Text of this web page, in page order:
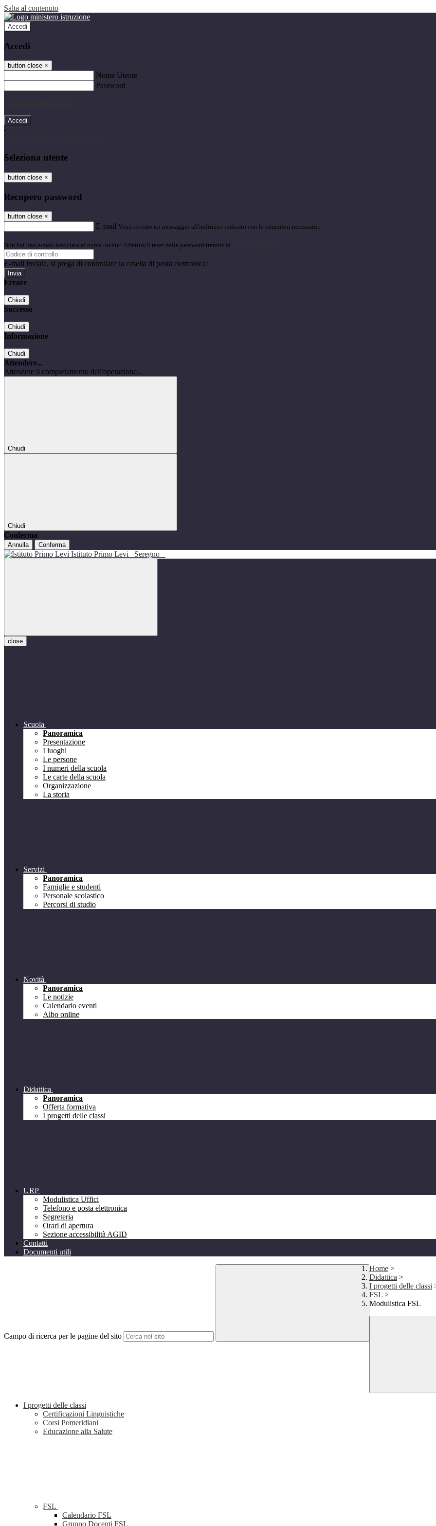
Salta al contenuto
Accedi
Accedi
button close ×
Nome Utente
Password
-
Seleziona utente
button close ×
Recupero password
button close ×
E-mail Verrà inviato un messaggio all'indirizzo indicato con le istruzioni necessarie.
Non hai una e-mail associata al nome utente? Effettua il reset della password tramite la
E-mail inviata, si prega di controllare la casella di posta elettronica!
Errore
Chiudi
Successo
Chiudi
Informazione
Chiudi
Attendere...
Attendere il completamento dell'operazione...
Chiudi
Chiudi
Conferma
Annulla Conferma
Istituto Primo Levi Seregno
close
Scuola
Panoramica
Presentazione
I luoghi
Le persone
I numeri della scuola
Le carte della scuola
Organizzazione
La storia
Servizi
Panoramica
Famiglie e studenti
Personale scolastico
Percorsi di studio
Novità
Panoramica
Le notizie
Calendario eventi
Albo online
Didattica
Panoramica
Offerta formativa
I progetti delle classi
URP
Modulistica Uffici
Telefono e posta elettronica
Segreteria
Orari di apertura
Sezione accessibilità AGID
Contatti
Documenti utili
Campo di ricerca per le pagine del sito
Home >
Didattica >
I progetti delle classi
FSL >
Modulistica FSL
I progetti delle classi
Certificazioni Linguistiche
Corsi Pomeridiani
Educazione alla Salute
FSL
Calendario FSL
Gruppo Docenti FSL